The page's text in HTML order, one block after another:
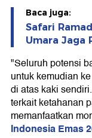
Baca juga:
Safari
Umara Jaga
"Seluruh potensi
untuk kemudian
di atas kaki
terkait ketahanan
memanfaatkan
Indonesia Emas